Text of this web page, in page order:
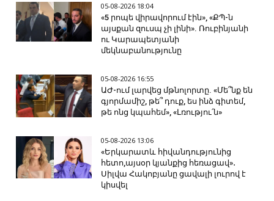
05-08-2026 18:04
«5 րոպե վիրավորում էին», «ՔՊ-ն
այսքան զուսպ չի լինի». Ռուբինյանի
ու Կարապետյանի
մեկնաբանությունը
05-08-2026 16:55
ԱԺ-ում լարվեց մթնոլորտը. «Մե՞նք են
գյորմամիշ, թե՞ դուք, ես ինձ գիտեմ,
թե ոնց կպահեմ», «Լռությու՛ն»
05-08-2026 13:06
«Երկարատև հիվանդությունից
հետո,այսօր կյանքից հեռացավ»․
Սիլվա Հակոբյանը ցավալի լուրով է
կիսվել